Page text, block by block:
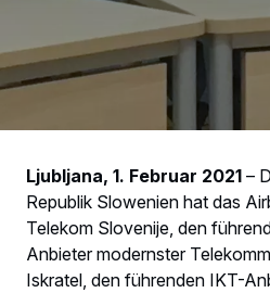
Ljubljana, 1. Februar 2021 –
Republik Slowenien hat das
Telekom Slovenije, den
Anbieter modernster
Iskratel, den führenden IKT-